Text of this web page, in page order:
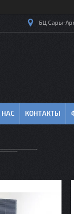
БЦ Сары-
НАС КОНТАКТЫ